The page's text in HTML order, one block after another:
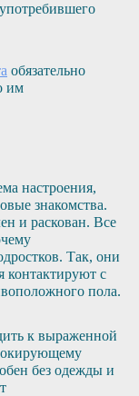
обязательно
им
настроения,
знакомства.
и раскован. Все
Так, они
контактируют с
пола.
к выраженной
без одежды и